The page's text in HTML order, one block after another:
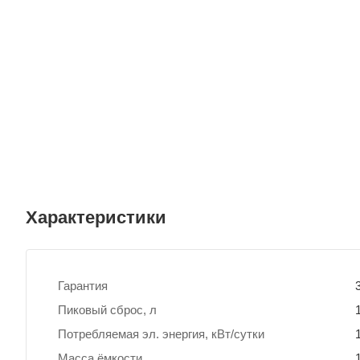
Характеристики
Гарантия
Пиковый сброс, л
Потребляемая эл. энергия, кВт/сутки